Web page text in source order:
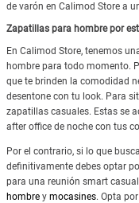
de varón en Calimod Store a
Zapatillas para hombre por
En Calimod Store, tenemos
hombre para todo momento.
que te brinden la comodidad
desentone con tu look. Para
zapatillas casuales. Estas se
after office de noche con tus
Por el contrario, si lo que
definitivamente debes optar
para una reunión smart
hombre y mocasines. Opta